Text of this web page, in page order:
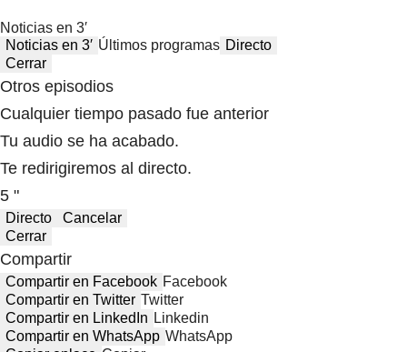
Noticias en 3′
Noticias en 3′ Últimos programas Directo
Cerrar
Otros episodios
Cualquier tiempo pasado fue anterior
Tu audio se ha acabado.
Te redirigiremos al directo.
5 "
Directo
Cancelar
Cerrar
Compartir
Compartir en Facebook Facebook
Compartir en Twitter Twitter
Compartir en LinkedIn Linkedin
Compartir en WhatsApp WhatsApp